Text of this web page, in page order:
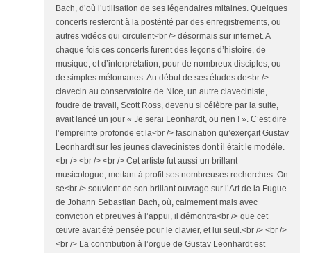
Bach, d’où l’utilisation de ses légendaires mitaines. Quelques
concerts resteront à la postérité par des enregistrements, ou
autres vidéos qui circulent<br /> désormais sur internet. A
chaque fois ces concerts furent des leçons d’histoire, de
musique, et d’interprétation, pour de nombreux disciples, ou
de simples mélomanes. Au début de ses études de<br />
clavecin au conservatoire de Nice, un autre claveciniste,
foudre de travail, Scott Ross, devenu si célèbre par la suite,
avait lancé un jour « Je serai Leonhardt, ou rien ! ». C’est dire
l’empreinte profonde et la<br /> fascination qu’exerçait Gustav
Leonhardt sur les jeunes clavecinistes dont il était le modèle.
<br /> <br /> <br /> Cet artiste fut aussi un brillant
musicologue, mettant à profit ses nombreuses recherches. On
se<br /> souvient de son brillant ouvrage sur l’Art de la Fugue
de Johann Sebastian Bach, où, calmement mais avec
conviction et preuves à l’appui, il démontra<br /> que cet
œuvre avait été pensée pour le clavier, et lui seul.<br /> <br />
<br /> La contribution à l’orgue de Gustav Leonhardt est